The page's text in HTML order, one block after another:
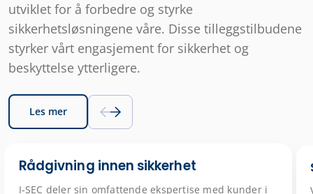
utviklet for å forbedre og styrke
sikkerhetsløsningene våre. Disse tilleggstilbudene
styrker vårt engasjement for sikkerhet og
beskyttelse ytterligere.
Les mer
Rådgivning innen sikkerhet
I-SEC deler sin omfattende ekspertise med kunder i